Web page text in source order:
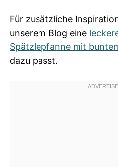
Für zusätzliche
unserem Blog eine
Spätzlepfanne mit
dazu passt.